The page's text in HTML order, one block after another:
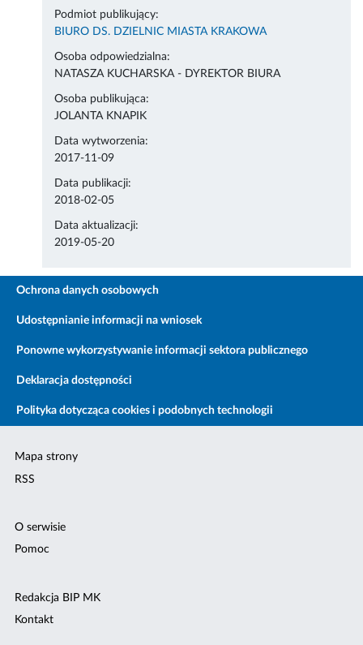
Podmiot publikujący:
BIURO DS. DZIELNIC MIASTA KRAKOWA
Osoba odpowiedzialna:
NATASZA KUCHARSKA - DYREKTOR BIURA
Osoba publikująca:
JOLANTA KNAPIK
Data wytworzenia:
2017-11-09
Data publikacji:
2018-02-05
Data aktualizacji:
2019-05-20
Ochrona danych osobowych
Udostępnianie informacji na wniosek
Ponowne wykorzystywanie informacji sektora publicznego
Deklaracja dostępności
Polityka dotycząca cookies i podobnych technologii
Mapa strony
RSS
O serwisie
Pomoc
Redakcja BIP MK
Kontakt